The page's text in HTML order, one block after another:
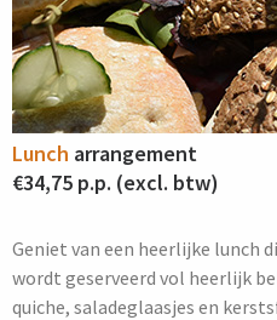
Lunch arrangement
€34,75 p.p. (excl. btw)
Geniet van een heerlijke lunch
wordt geserveerd vol heerlijk
quiche, saladeglaasjes en